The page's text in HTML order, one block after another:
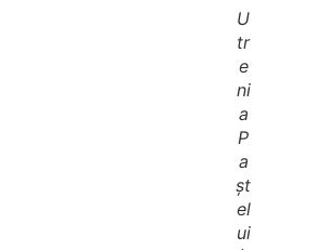
U
tr
e
ni
a
P
a
șt
el
ui